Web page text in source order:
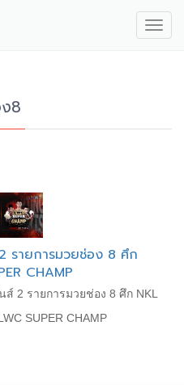
8
รายการมวยช่อง 8 ศึก
CHAMP
2 รายการมวยช่อง 8 ศึก NKL
SUPER CHAMP